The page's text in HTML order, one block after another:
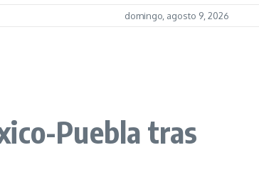
domingo, agosto 9, 2026
Puebla tras